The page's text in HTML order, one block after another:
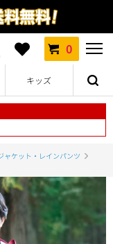
0
キッズ
ャケット・レインパンツ